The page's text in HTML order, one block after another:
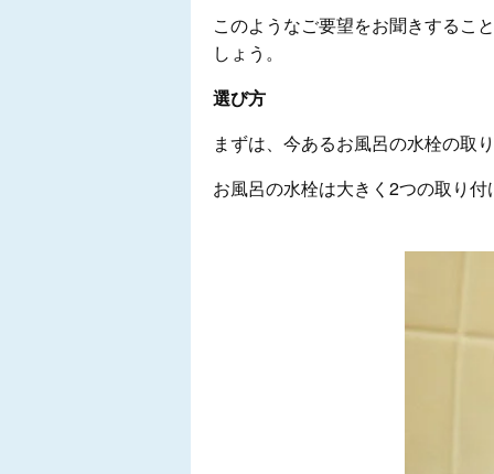
このようなご要望をお聞きするこ
しょう。
選び方
まずは、今あるお風呂の水栓の取
お風呂の水栓は大きく2つの取り